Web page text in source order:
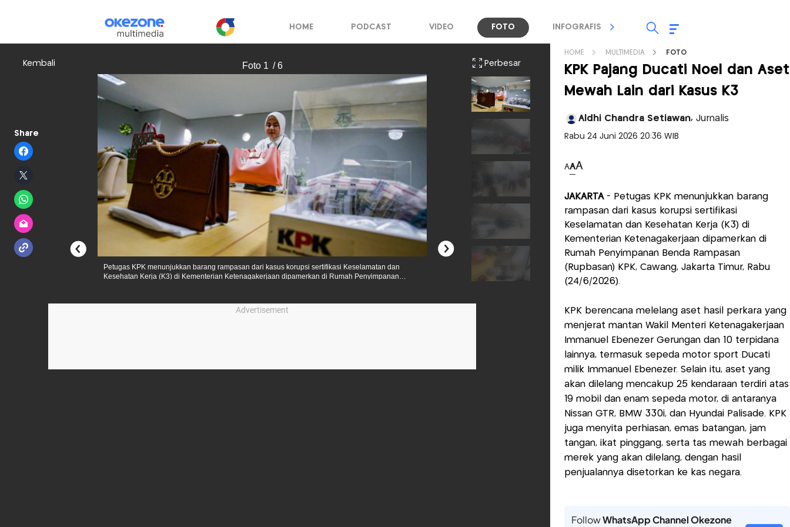
HOME PODCAST VIDEO FOTO INFOGRAFIS TV STREAMING
Kembali
Share
Foto 1 / 6 Perbesar
Petugas KPK menunjukkan barang rampasan dari kasus korupsi sertifikasi Keselamatan dan
Kesehatan Kerja (K3) di Kementerian Ketenagakerjaan dipamerkan di Rumah Penyimpanan
Advertisement
HOME MULTIMEDIA FOTO
KPK Pajang Ducati Noel dan Aset
Mewah Lain dari Kasus K3
Aldhi Chandra Setiawan, Jurnalis
Rabu 24 Juni 2026 20:36 WIB
AAA
JAKARTA- Petugas KPK menunjukkan barang
rampasan dari kasus korupsi sertifikasi
Keselamatan dan Kesehatan Kerja (K3) di
Kementerian Ketenagakerjaan dipamerkan di
Rumah Penyimpanan Benda Rampasan
(Rupbasan) KPK, Cawang, Jakarta Timur, Rabu
(24/6/2026).
KPK berencana melelang aset hasil perkara yang
menjerat mantan Wakil Menteri Ketenagakerjaan
Immanuel Ebenezer Gerungan dan 10 terpidana
lainnya, termasuk sepeda motor sport Ducati
milik Immanuel Ebenezer. Selain itu, aset yang
akan dilelang mencakup 25 kendaraan terdiri atas
19 mobil dan enam sepeda motor, di antaranya
Nissan GTR, BMW 330i, dan Hyundai Palisade. KPK
juga menyita perhiasan, emas batangan, jam
tangan, ikat pinggang, serta tas mewah berbagai
merek yang akan dilelang, dengan hasil
penjualannya disetorkan ke kas negara.
FollowWhatsApp Channel Okezone